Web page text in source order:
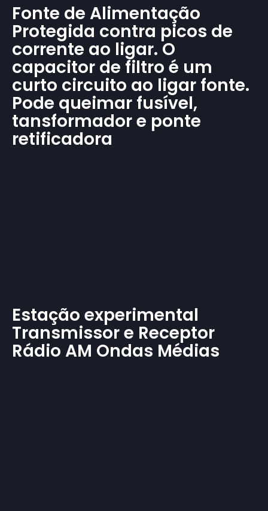
Fonte de Alimentação
Protegida contra picos de
corrente ao ligar. O
capacitor de filtro é um
curto circuito ao ligar fonte.
Pode queimar fusível,
tansformador e ponte
retificadora
Estação experimental
Transmissor e Receptor
Rádio AM Ondas Médias